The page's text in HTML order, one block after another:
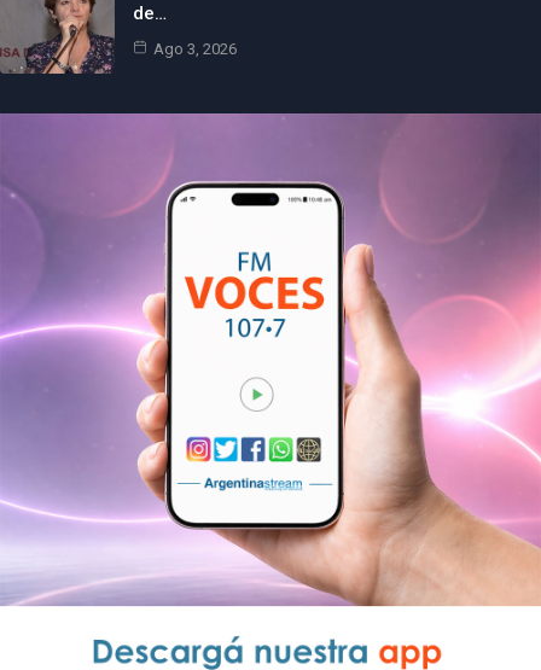
de…
Ago 3, 2026